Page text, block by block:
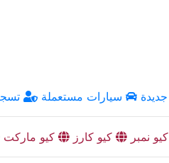
سيارات مستعملة
كيو نمبر كيو كارز كيو ماركت